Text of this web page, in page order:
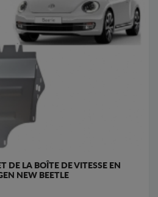
DE LA BOÎTE DE VITESSE EN
NEW BEETLE